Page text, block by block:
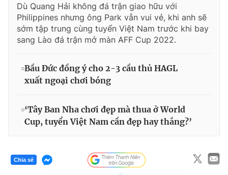
Dù Quang Hải không đá trận giao hữu với
Philippines nhưng ông Park vẫn vui vẻ, khi anh sẽ
sớm tập trung cùng tuyển Việt Nam trước khi bay
sang Lào đá trận mở màn AFF Cup 2022.
Bầu Đức đồng ý cho 2-3 cầu thủ HAGL
xuất ngoại chơi bóng
‘Tây Ban Nha chơi đẹp mà thua ở World
Cup, tuyển Việt Nam cần đẹp hay thắng?’
Chia sẻ